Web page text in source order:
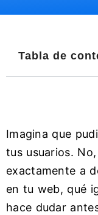
Tabla de
Imagina que
tus usuarios.
exactamente a
en tu web, qué
hace dudar